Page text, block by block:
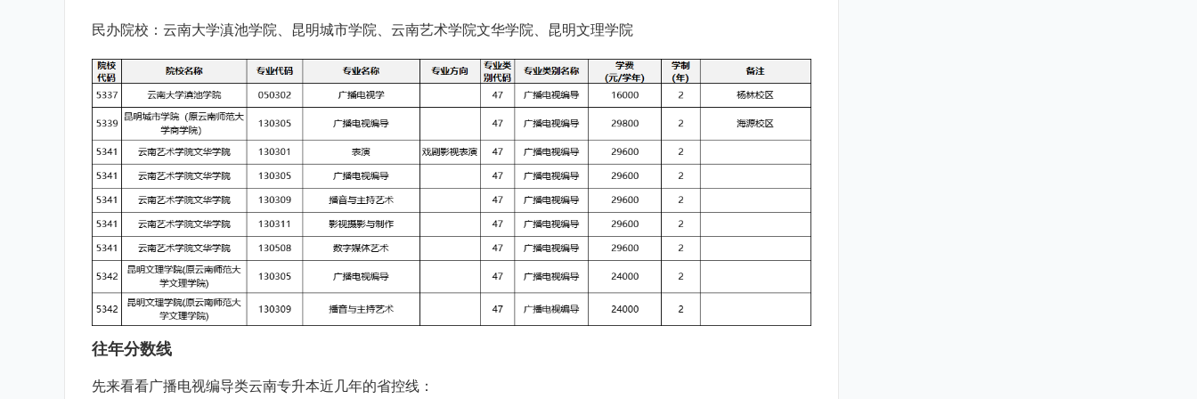
民办院校：云南大学滇池学院、昆明城市学院、云南艺术学院文华学院、昆明文理学院
往年分数线
先来看看广播电视编导类云南专升本近几年的省控线：